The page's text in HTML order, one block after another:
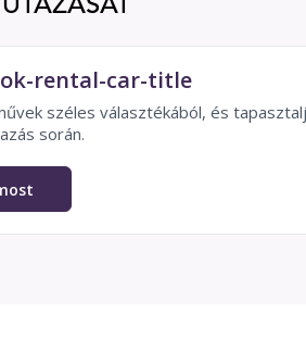
rental-car-title
széles választékából, és
során.